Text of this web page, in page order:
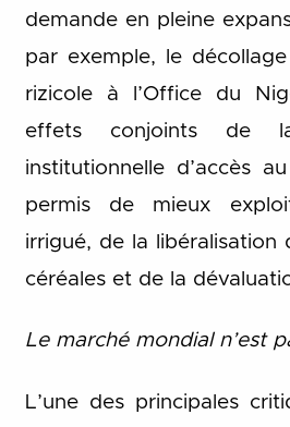
demande en pleine
par exemple, le
rizicole à l’Office du
effets conjoints de la
institutionnelle d’accès
permis de mieux
irrigué, de la libéralisation
céréales et de la
Le marché mondial n’est
L’une des principales